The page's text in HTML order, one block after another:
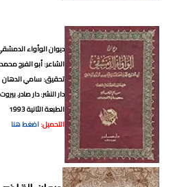
ديوان الوأواء
الشاعر: أبو الفرج محمد
تحقيق: سامي الدهان
دار النشر: دار صادر، بيروت
الطبعة الثانية 1993
التحميل:اضغط هنا